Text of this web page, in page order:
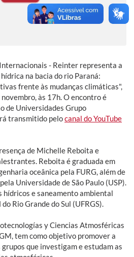
- Reinter representa a
na bacia do rio Paraná:
frente às mudanças climáticas",
às 17h. O encontro é
de Universidades Grupo
transmitido pelocanal do YouTube
de Michelle Reboita e
Reboita é graduada em
oceânica pela FURG, além de
Universidade de São Paulo (USP).
hídricos e saneamento ambiental
Rio Grande do Sul (UFRGS).
y Ciencias Atmosféricas
tem como objetivo promover a
que investigam e estudam as